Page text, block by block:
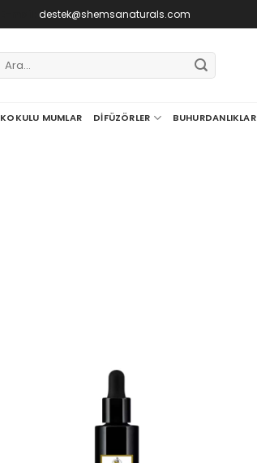
destek@shemsanaturals.com
Ara:
KOKULU MUMLAR DIFÜZÖRLER BUHURDANLIKLAR